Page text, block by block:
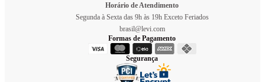
Horário de Atendimento
Segunda à Sexta das 9h às 19h Exceto Feriados
brasil@levi.com
Formas de Pagamento
Segurança